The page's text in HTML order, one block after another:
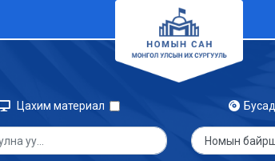
Цахим материал